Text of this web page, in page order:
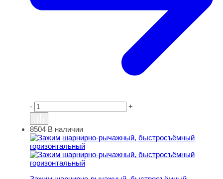
- +
Зажим шарнирно-рычажный, быстросъёмный
8504 В наличии